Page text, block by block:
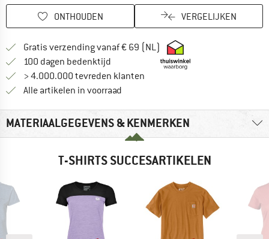
ONTHOUDEN VERGELIJKEN
Gratis verzending vanaf € 69 (NL) Vind hier de
100 dagen bedenktijd Vind de betalingsinformatie hier!
> 4.000.000 tevreden klanten
Alle artikelen in voorraad
MATERIAALGEGEVENS & KENMERKEN
T-SHIRTS SUCCESARTIKELEN